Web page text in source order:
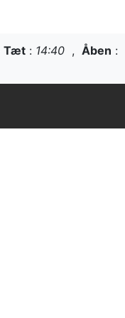
Tæt : 14:40 , Åben :